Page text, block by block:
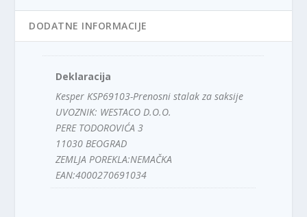
DODATNE INFORMACIJE
Deklaracija
Kesper KSP69103-Prenosni stalak za saksije
UVOZNIK: WESTACO D.O.O.
PERE TODOROVIĆA 3
11030 BEOGRAD
ZEMLJA POREKLA:NEMAČKA
EAN:4000270691034